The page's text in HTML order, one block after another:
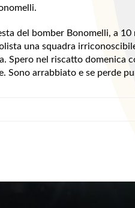
del bomber Bonomelli, a
una squadra
Spero nel riscatto domenica
arrabbiato e se perde